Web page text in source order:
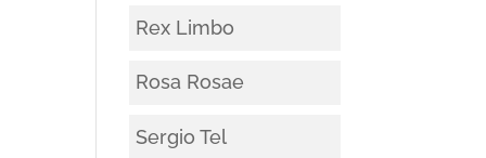
Rex Limbo
Rosa Rosae
Sergio Tel